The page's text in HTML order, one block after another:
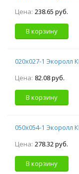
Цена: 238.65 руб.
В корзину
020х027-1 Экоролл
Цена: 82.08 руб.
В корзину
050х054-1 Экоролл
Цена: 278.32 руб.
В корзину